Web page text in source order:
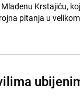
Krstajiću,
pitanja u